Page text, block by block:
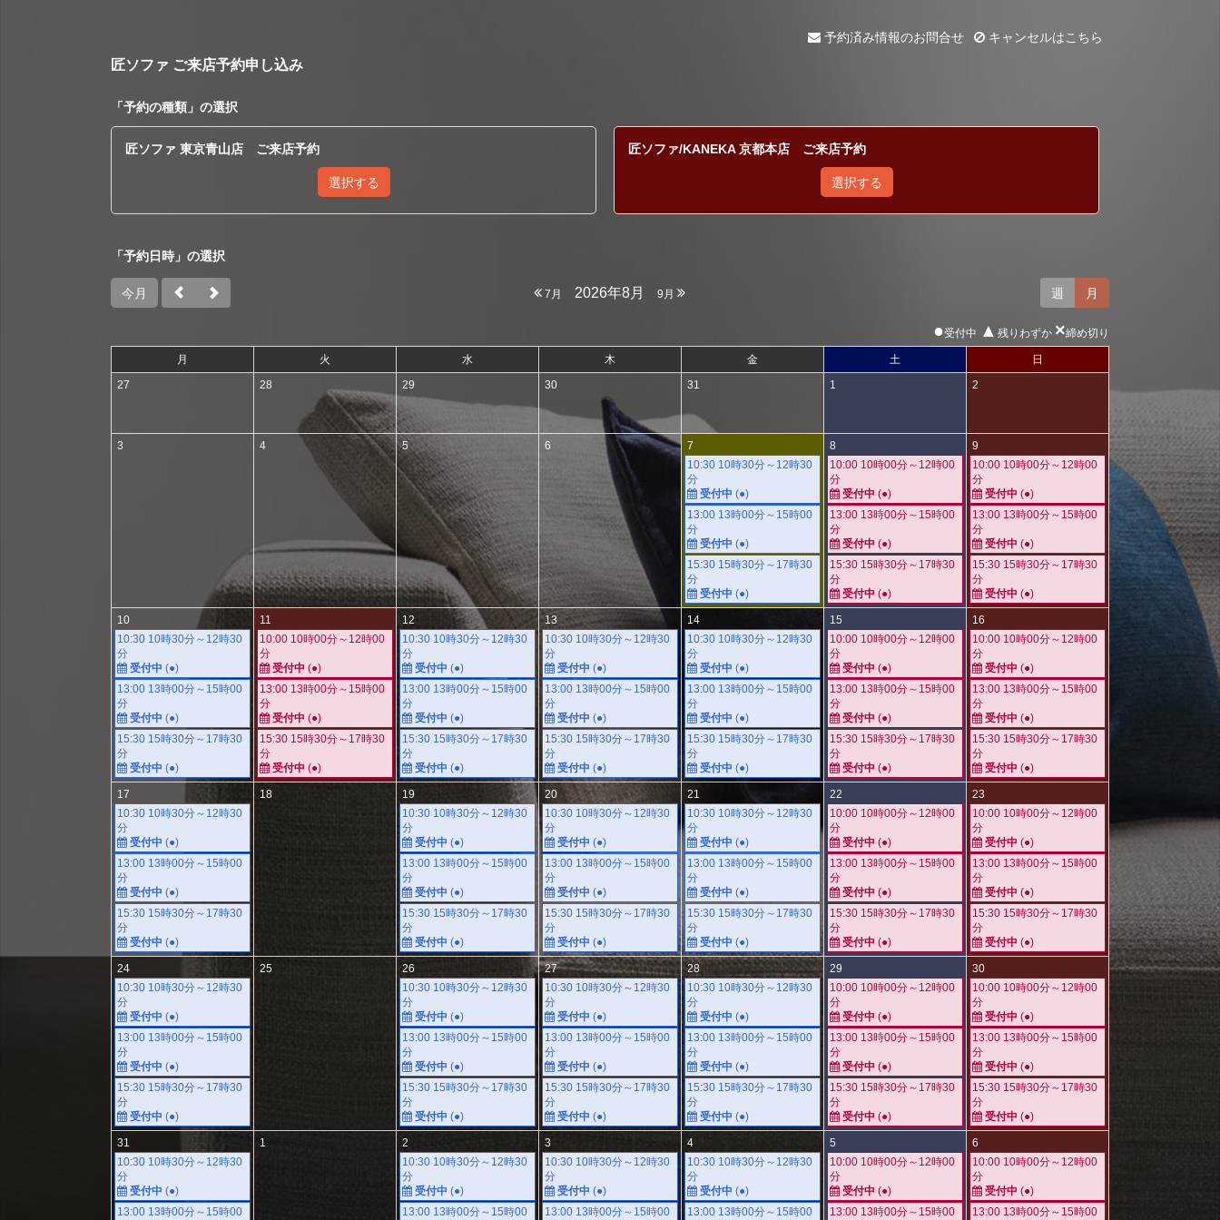
予約済み情報のお問合せ キャンセルはこちら
匠ソファ ご来店予約申し込み
「 予約の種類 」の選択
匠ソファ 東京青山店 ご来店予約
選択する
匠ソファ/KANEKA 京都本店 ご来店予約
選択する
「予約日時」の選択
今月 7月 2026年8月 9月 週 月
●受付中 ▲ 残りわずか ×締め切り
月 火 水 木 金 土
日
27
28 29 30 31 1 2
3 4 5 6
7
10:30 10時30分～12時30
分
受付中 (●)
13:00 13時00分～15時00
分
受付中 (●)
15:30 15時30分～17時30
分
受付中 (●)
8
10:00 10時00分～12時00
分
受付中 (●)
13:00 13時00分～15時00
分
受付中 (●)
15:30 15時30分～17時30
分
受付中 (●)
9
10:00 10時00分～12時00
分
受付中 (●)
13:00 13時00分～15時00
分
受付中 (●)
15:30 15時30分～17時30
分
受付中 (●)
10
10:30 10時30分～12時30
分
受付中 (●)
13:00 13時00分～15時00
分
受付中 (●)
15:30 15時30分～17時30
分
受付中 (●)
11
10:00 10時00分～12時00
分
受付中 (●)
13:00 13時00分～15時00
分
受付中 (●)
15:30 15時30分～17時30
分
受付中 (●)
12
10:30 10時30分～12時30
分
受付中 (●)
13:00 13時00分～15時00
分
受付中 (●)
15:30 15時30分～17時30
分
受付中 (●)
13
10:30 10時30分～12時30
分
受付中 (●)
13:00 13時00分～15時00
分
受付中 (●)
15:30 15時30分～17時30
分
受付中 (●)
14
10:30 10時30分～12時30
分
受付中 (●)
13:00 13時00分～15時00
分
受付中 (●)
15:30 15時30分～17時30
分
受付中 (●)
15
10:00 10時00分～12時00
分
受付中 (●)
13:00 13時00分～15時00
分
受付中 (●)
15:30 15時30分～17時30
分
受付中 (●)
16
10:00 10時00分～12時00
分
受付中 (●)
13:00 13時00分～15時00
分
受付中 (●)
15:30 15時30分～17時30
分
受付中 (●)
17
10:30 10時30分～12時30
分
受付中 (●)
13:00 13時00分～15時00
分
受付中 (●)
15:30 15時30分～17時30
分
受付中 (●)
18
19
10:30 10時30分～12時30
分
受付中 (●)
13:00 13時00分～15時00
分
受付中 (●)
15:30 15時30分～17時30
分
受付中 (●)
20
10:30 10時30分～12時30
分
受付中 (●)
13:00 13時00分～15時00
分
受付中 (●)
15:30 15時30分～17時30
分
受付中 (●)
21
10:30 10時30分～12時30
分
受付中 (●)
13:00 13時00分～15時00
分
受付中 (●)
15:30 15時30分～17時30
分
受付中 (●)
22
10:00 10時00分～12時00
分
受付中 (●)
13:00 13時00分～15時00
分
受付中 (●)
15:30 15時30分～17時30
分
受付中 (●)
23
10:00 10時00分～12時00
分
受付中 (●)
13:00 13時00分～15時00
分
受付中 (●)
15:30 15時30分～17時30
分
受付中 (●)
24
10:30 10時30分～12時30
分
受付中 (●)
13:00 13時00分～15時00
分
受付中 (●)
15:30 15時30分～17時30
分
受付中 (●)
25
26
10:30 10時30分～12時30
分
受付中 (●)
13:00 13時00分～15時00
分
受付中 (●)
15:30 15時30分～17時30
分
受付中 (●)
27
10:30 10時30分～12時30
分
受付中 (●)
13:00 13時00分～15時00
分
受付中 (●)
15:30 15時30分～17時30
分
受付中 (●)
28
10:30 10時30分～12時30
分
受付中 (●)
13:00 13時00分～15時00
分
受付中 (●)
15:30 15時30分～17時30
分
受付中 (●)
29
10:00 10時00分～12時00
分
受付中 (●)
13:00 13時00分～15時00
分
受付中 (●)
15:30 15時30分～17時30
分
受付中 (●)
30
10:00 10時00分～12時00
分
受付中 (●)
13:00 13時00分～15時00
分
受付中 (●)
15:30 15時30分～17時30
分
受付中 (●)
31
10:30 10時30分～12時30
分
受付中 (●)
13:00 13時00分～15時00
1
2
10:30 10時30分～12時30
分
受付中 (●)
13:00 13時00分～15時00
3
10:30 10時30分～12時30
分
受付中 (●)
13:00 13時00分～15時00
4
10:30 10時30分～12時30
分
受付中 (●)
13:00 13時00分～15時00
5
10:00 10時00分～12時00
分
受付中 (●)
13:00 13時00分～15時00
6
10:00 10時00分～12時00
分
受付中 (●)
13:00 13時00分～15時00